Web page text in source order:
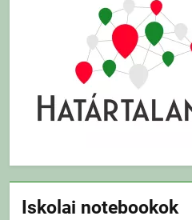
Iskolai notebookok